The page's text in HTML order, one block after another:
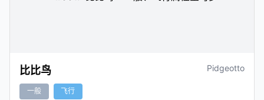
比比鸟 Pidgeotto
一般 飞行